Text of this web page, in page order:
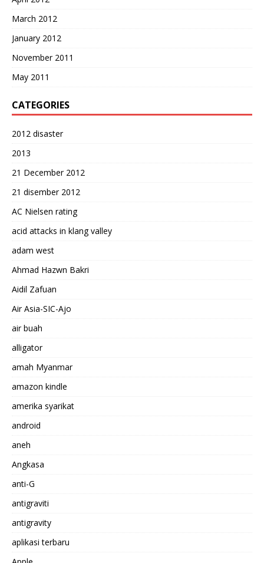
March 2012
January 2012
November 2011
May 2011
CATEGORIES
2012 disaster
2013
21 December 2012
21 disember 2012
AC Nielsen rating
acid attacks in klang valley
adam west
Ahmad Hazwn Bakri
Aidil Zafuan
Air Asia-SIC-Ajo
air buah
alligator
amah Myanmar
amazon kindle
amerika syarikat
android
aneh
Angkasa
anti-G
antigraviti
antigravity
aplikasi terbaru